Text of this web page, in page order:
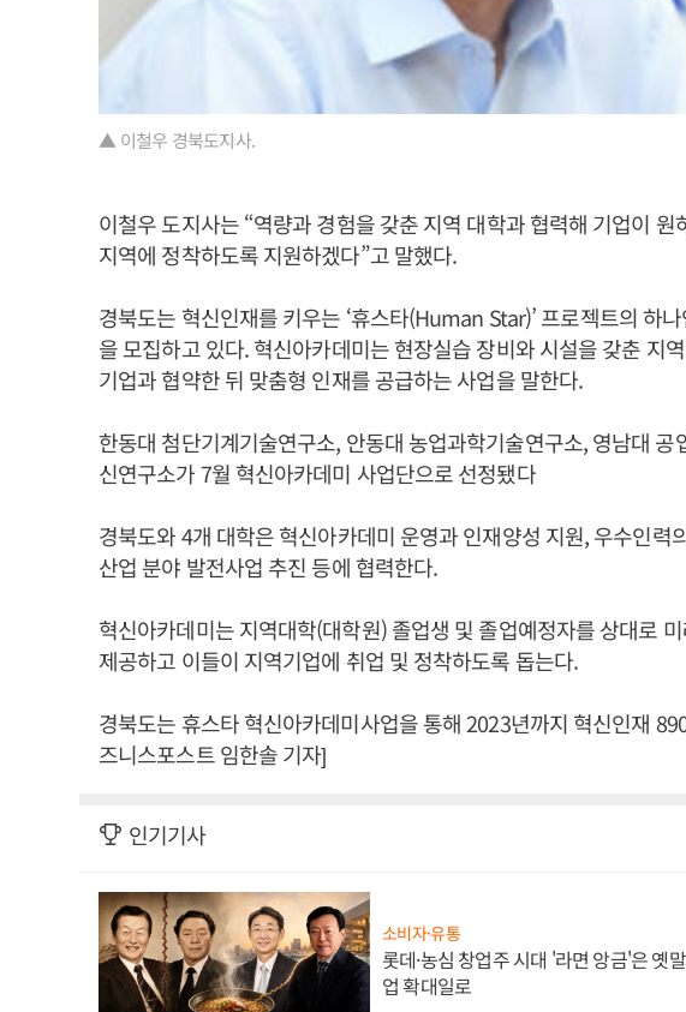
▲ 이철우 경북도지사.
이철우 도지사는 “역량과 경험을 갖춘 지역 대학과 협력해 기업이 원
지역에 정착하도록 지원하겠다”고 말했다.
경북도는 혁신인재를 키우는 ‘휴스타(Human Star)’ 프로젝트의 하
을 모집하고 있다. 혁신아카데미는 현장실습 장비와 시설을 갖춘 지
기업과 협약한 뒤 맞춤형 인재를 공급하는 사업을 말한다.
한동대 첨단기계기술연구소, 안동대 농업과학기술연구소, 영남대
신연구소가 7월 혁신아카데미 사업단으로 선정됐다
경북도와 4개 대학은 혁신아카데미 운영과 인재양성 지원, 우수인력
산업 분야 발전사업 추진 등에 협력한다.
혁신아카데미는 지역대학(대학원) 졸업생 및 졸업예정자를 상대로
제공하고 이들이 지역기업에 취업 및 정착하도록 돕는다.
경북도는 휴스타 혁신아카데미사업을 통해 2023년까지 혁신인재
즈니스포스트 임한솔 기자]
인기기사
소비자·유통
롯데·농심 창업주 시대 '라면 앙금'은 옛
업 확대일로